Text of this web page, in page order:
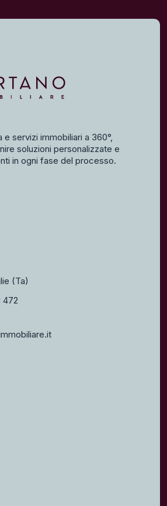
servizi immobiliari a 360°,
soluzioni personalizzate e
in ogni fase del processo.
(Ta)
472